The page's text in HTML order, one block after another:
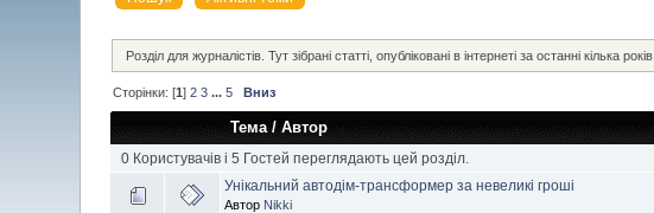
Розділ для журналістів. Тут зібрані статті, опубліковані в інтернеті за останні кілька років.
Сторінки: [1]2 3 ...5 Вниз
Тема/Автор
0 Користувачів і 5 Гостей переглядають цей розділ.
Унікальний автодім-трансформер за невеликі гроші
Автор Nikki